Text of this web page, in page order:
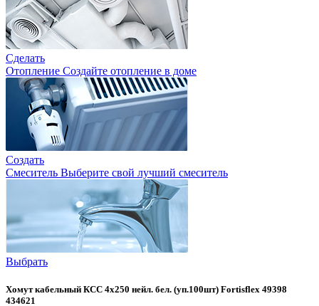
Сделать
Отопление Создайте отопление в доме
Создать
Смеситель Выберите свой лучший смеситель
Выбрать
Хомут кабельный КСС 4х250 нейл. бел. (уп.100шт) Fortisflex 49398
434621